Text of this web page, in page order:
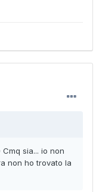
Cmq sia... io non
non ho trovato la